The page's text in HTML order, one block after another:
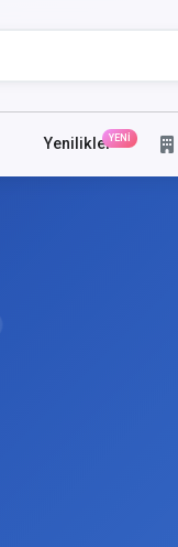
YeniliklerYENİ